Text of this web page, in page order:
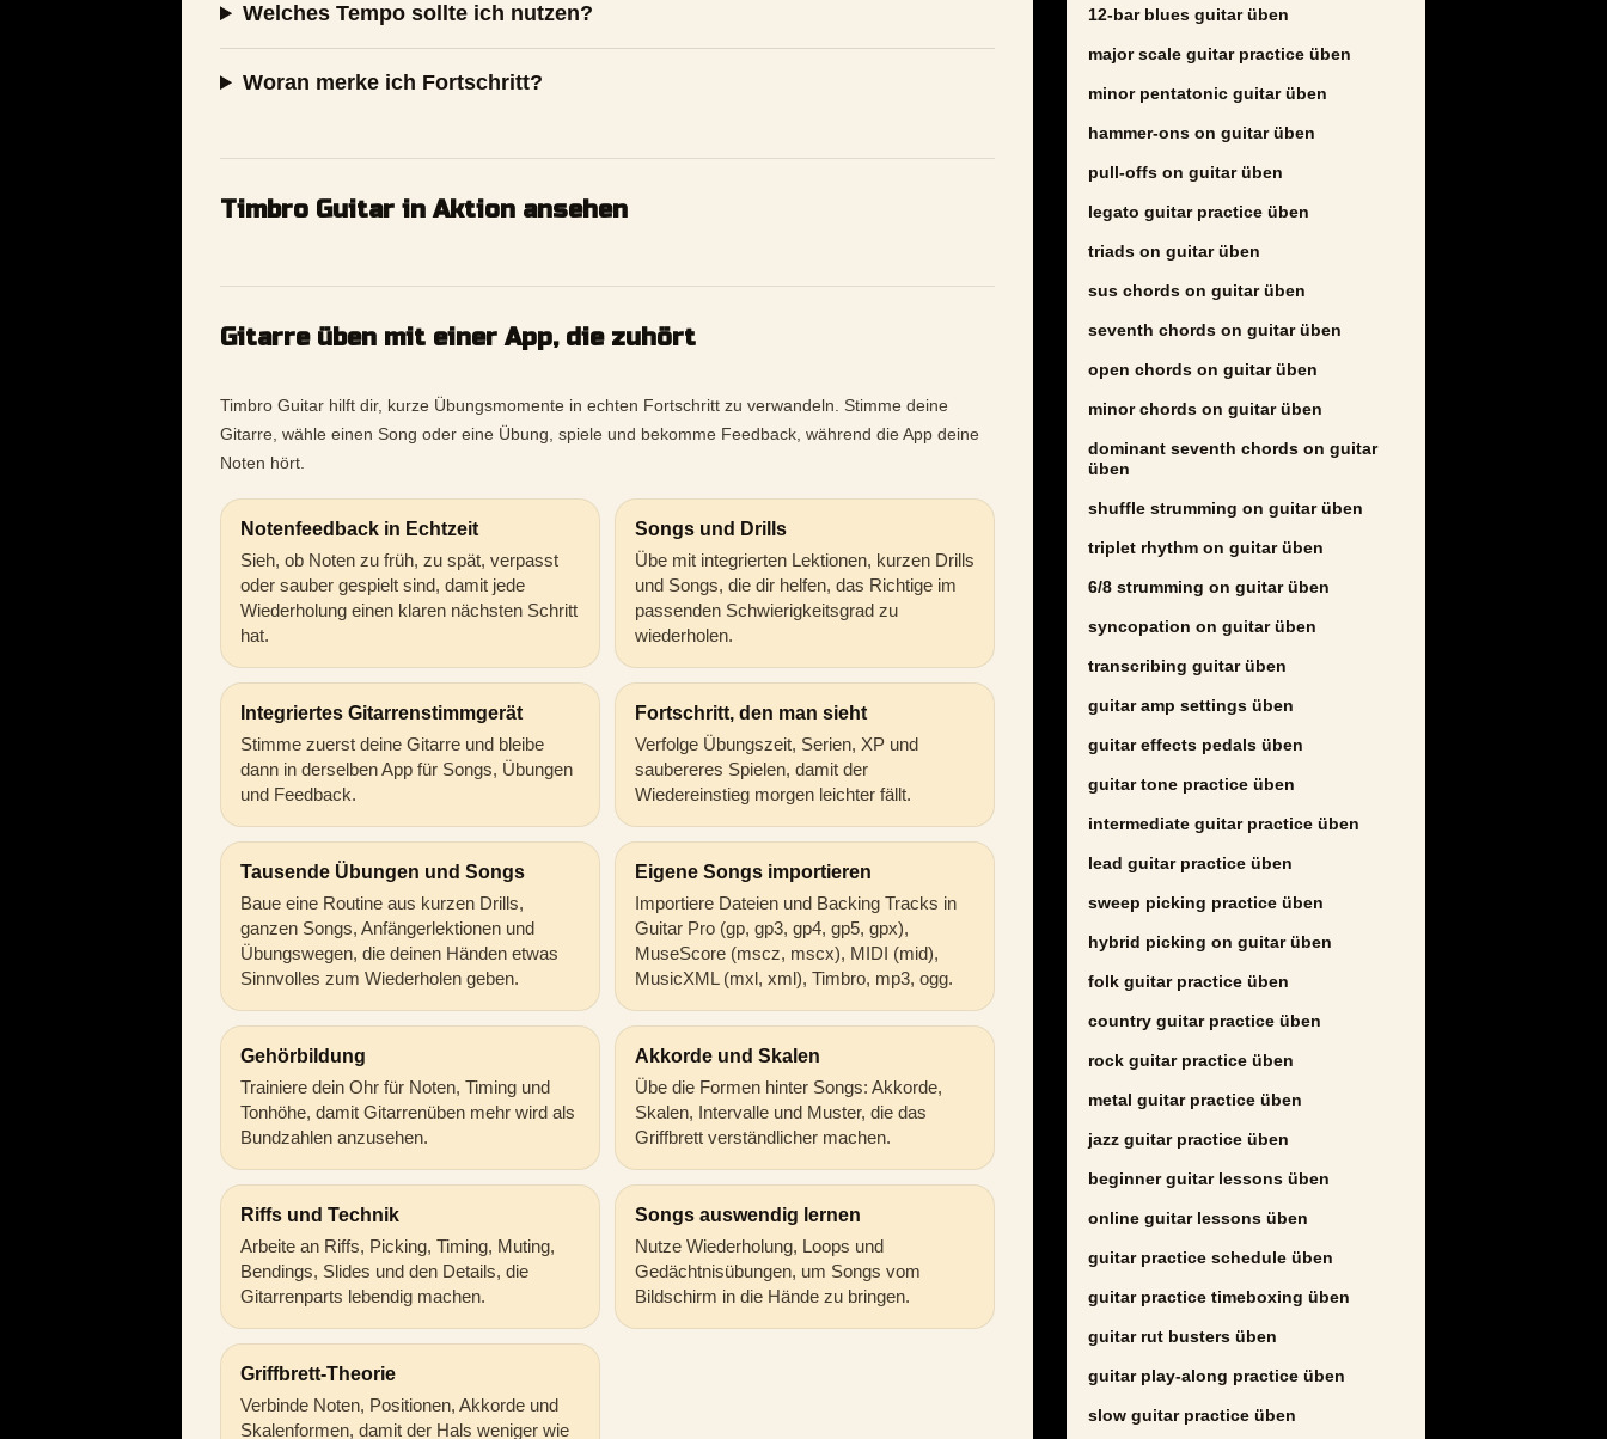
Welches Tempo sollte ich nutzen?
Woran merke ich Fortschritt?
Timbro Guitar in Aktion ansehen
Gitarre üben mit einer App, die zuhört
Timbro Guitar hilft dir, kurze Übungsmomente in echten Fortschritt zu verwandeln. Stimme deine
Gitarre, wähle einen Song oder eine Übung, spiele und bekomme Feedback, während die App deine
Noten hört.
Notenfeedback in Echtzeit
Sieh, ob Noten zu früh, zu spät, verpasst
oder sauber gespielt sind, damit jede
Wiederholung einen klaren nächsten Schritt
hat.
Songs und Drills
Übe mit integrierten Lektionen, kurzen Drills
und Songs, die dir helfen, das Richtige im
passenden Schwierigkeitsgrad zu
wiederholen.
Integriertes Gitarrenstimmgerät
Stimme zuerst deine Gitarre und bleibe
dann in derselben App für Songs, Übungen
und Feedback.
Fortschritt, den man sieht
Verfolge Übungszeit, Serien, XP und
saubereres Spielen, damit der
Wiedereinstieg morgen leichter fällt.
Tausende Übungen und Songs
Baue eine Routine aus kurzen Drills,
ganzen Songs, Anfängerlektionen und
Übungswegen, die deinen Händen etwas
Sinnvolles zum Wiederholen geben.
Eigene Songs importieren
Importiere Dateien und Backing Tracks in
Guitar Pro (gp, gp3, gp4, gp5, gpx),
MuseScore (mscz, mscx), MIDI (mid),
MusicXML (mxl, xml), Timbro, mp3, ogg.
Gehörbildung
Trainiere dein Ohr für Noten, Timing und
Tonhöhe, damit Gitarrenüben mehr wird als
Bundzahlen anzusehen.
Akkorde und Skalen
Übe die Formen hinter Songs: Akkorde,
Skalen, Intervalle und Muster, die das
Griffbrett verständlicher machen.
Riffs und Technik
Arbeite an Riffs, Picking, Timing, Muting,
Bendings, Slides und den Details, die
Gitarrenparts lebendig machen.
Songs auswendig lernen
Nutze Wiederholung, Loops und
Gedächtnisübungen, um Songs vom
Bildschirm in die Hände zu bringen.
Griffbrett-Theorie
Verbinde Noten, Positionen, Akkorde und
Skalenformen, damit der Hals weniger wie
12-bar blues guitar üben
major scale guitar practice üben
minor pentatonic guitar üben
hammer-ons on guitar üben
pull-offs on guitar üben
legato guitar practice üben
triads on guitar üben
sus chords on guitar üben
seventh chords on guitar üben
open chords on guitar üben
minor chords on guitar üben
dominant seventh chords on guitar
üben
shuffle strumming on guitar üben
triplet rhythm on guitar üben
6/8 strumming on guitar üben
syncopation on guitar üben
transcribing guitar üben
guitar amp settings üben
guitar effects pedals üben
guitar tone practice üben
intermediate guitar practice üben
lead guitar practice üben
sweep picking practice üben
hybrid picking on guitar üben
folk guitar practice üben
country guitar practice üben
rock guitar practice üben
metal guitar practice üben
jazz guitar practice üben
beginner guitar lessons üben
online guitar lessons üben
guitar practice schedule üben
guitar practice timeboxing üben
guitar rut busters üben
guitar play-along practice üben
slow guitar practice üben